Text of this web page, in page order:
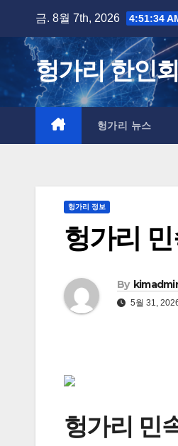
content
금. 8월 7th, 2026 4:51:35
헝가리 한인
헝가리 뉴스
헝가리 정보
헝가리
By
5월 31,
헝가리 민